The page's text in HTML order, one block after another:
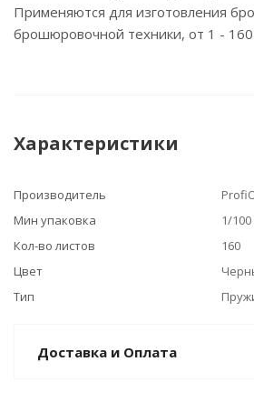
Применяются для изготовления
брошюровочной техники, от 1 - 160
Характеристики
Производитель
Мин упаковка
1/100
Кол-во листов
160
Цвет
Тип
Доставка и Оплата